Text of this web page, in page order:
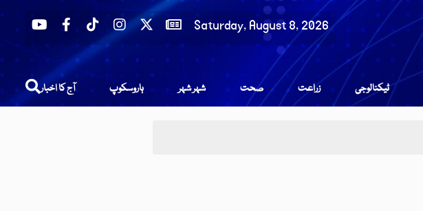
Saturday, August 8, 2026
آج کا اخبار ہاروسکوپ شہر شہر صحت زراعت ٹیکنالوجی